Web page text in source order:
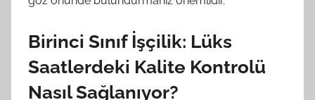
Birinci Sınıf İşçilik: Lüks
Saatlerdeki Kalite Kontrolü
Nasıl Sağlanıyor?